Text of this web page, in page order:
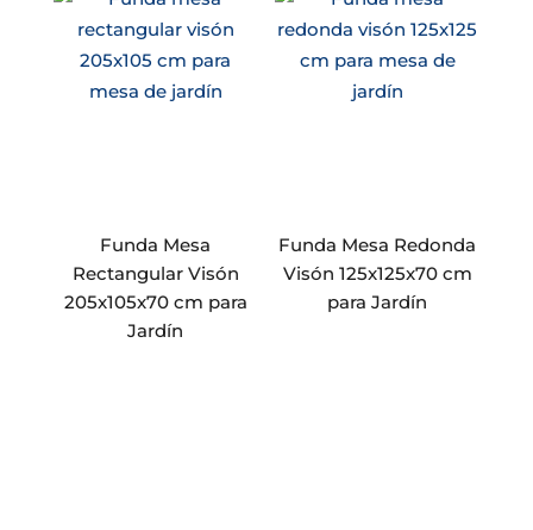
Funda Mesa
Rectangular Visón
205x105x70 cm para
Jardín
Funda Mesa Redonda
Visón 125x125x70 cm
para Jardín